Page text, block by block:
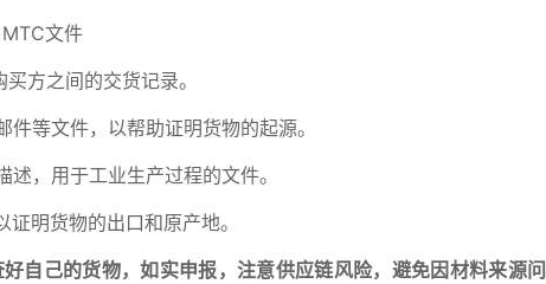
文件
方之间的交货记录。
等文件，以帮助证明货物的起源。
，用于工业生产过程的文件。
明货物的出口和原产地。
自己的货物，如实申报，注意供应链风险，避免因材料来源问